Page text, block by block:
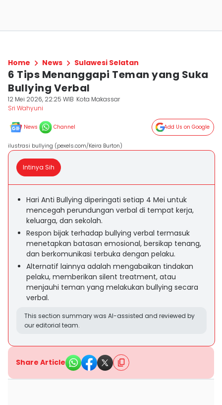
Home News Sulawesi Selatan
6 Tips Menanggapi Teman yang Suka
Bullying Verbal
12 Mei 2026, 22:25 WIB Kota Makassar
Sri Wahyuni
News Channel Add Us on Google
ilustrasi bullying (pexels.com/Keira Burton)
Intinya Sih
Hari Anti Bullying diperingati setiap 4 Mei untuk
mencegah perundungan verbal di tempat kerja,
keluarga, dan sekolah.
Respon bijak terhadap bullying verbal termasuk
menetapkan batasan emosional, bersikap tenang,
dan berkomunikasi terbuka dengan pelaku.
Alternatif lainnya adalah mengabaikan tindakan
pelaku, memberikan silent treatment, atau
menjauhi teman yang melakukan bullying secara
verbal.
This section summary was AI-assisted and reviewed by
our editorial team.
Share Article